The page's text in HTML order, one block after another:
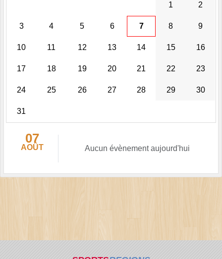
1 2
3 4 5 6 7 8 9
10 11 12 13 14 15 16
17 18 19 20 21 22 23
24 25 26 27 28 29 30
31
07
AOÛT Aucun évènement aujourd'hui